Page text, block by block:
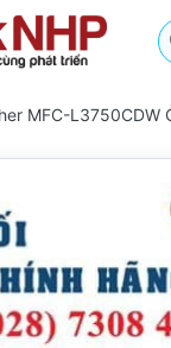
MFC-L3750CDW